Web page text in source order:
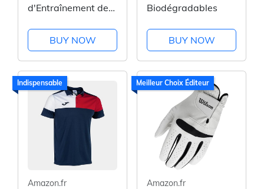
d'Entraînement de
BUY NOW
Biodégradables
BUY NOW
Indispensable
Amazon.fr
Meilleur Choix Éditeur
Amazon.fr